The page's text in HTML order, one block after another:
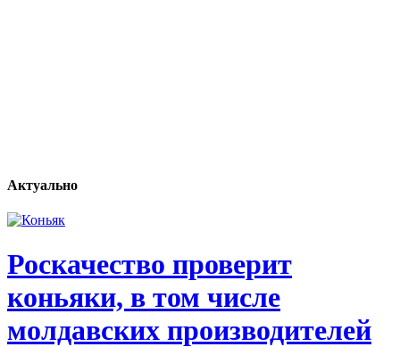
Актуально
Роскачество проверит
коньяки, в том числе
молдавских производителей